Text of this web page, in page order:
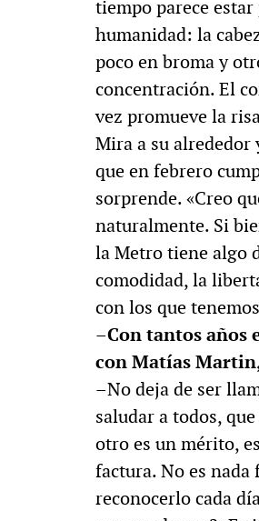
tiempo parece
humanidad: la
poco en broma y
concentración. El
vez promueve la
Mira a su alrededor
que en febrero
sorprende. «Creo
naturalmente. Si
la Metro tiene algo
comodidad, la
con los que
–Con tantos años
con Matías
–No deja de ser
saludar a todos,
otro es un mérito,
factura. No es nada
reconocerlo cada